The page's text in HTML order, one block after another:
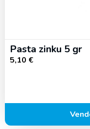
Pasta zinku 5 gr
5,10 €